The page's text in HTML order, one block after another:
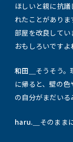
ほしいと親に抗
れたことがありま
部屋を改良して
おもしろいですよ
和田＿ そうそう
に帰ると、壁の
の自分がまだいる
haru.＿ そのまま